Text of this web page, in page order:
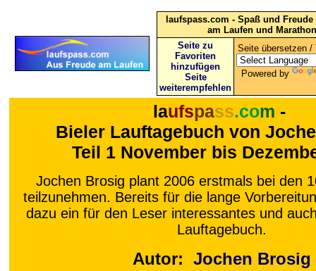
laufspass.com - Spaß und
am Laufen und Marathon
Seite zu
Favoriten
hinzufügen
Seite
weiterempfehlen
Seite übersetzen /
Powered by
laufspass.com -
Bieler Lauftagebuch von
Teil 1 November bis
Jochen Brosig plant 2006 erstmals bei den
teilzunehmen. Bereits für die lange
dazu ein für den Leser interessantes und
Lauftagebuch.
Autor: Jochen Brosig